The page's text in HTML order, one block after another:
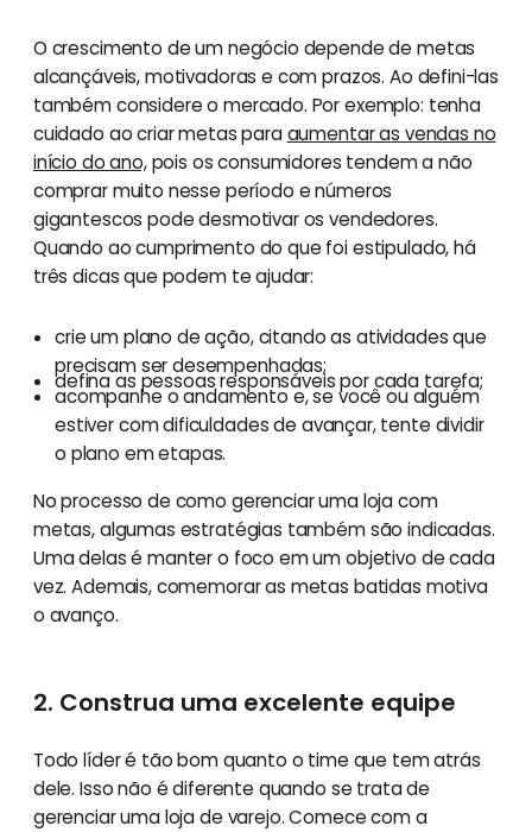
O crescimento de um negócio depende de metas
alcançáveis, motivadoras e com prazos. Ao defini-las
também considere o mercado. Por exemplo: tenha
cuidado ao criar metas paraaumentar as vendas no
início do ano,pois os consumidores tendem a não
comprar muito nesse período e números
gigantescos pode desmotivar os vendedores.
Quando ao cumprimento do que foi estipulado, há
três dicas que podem te ajudar:
crie um plano de ação, citando as atividades que
precisam ser desempenhadas;
defina as pessoas responsáveis por cada tarefa;
acompanhe o andamento e, se você ou alguém
estiver com dificuldades de avançar, tente dividir
o plano em etapas.
No processo de como gerenciar uma loja com
metas, algumas estratégias também são indicadas.
Uma delas é manter o foco em um objetivo de cada
vez. Ademais, comemorar as metas batidas motiva
o avanço.
2. Construa uma excelente equipe
Todo líder é tão bom quanto o time que tem atrás
dele. Isso não é diferente quando se trata de
gerenciar uma loja de varejo. Comece com a